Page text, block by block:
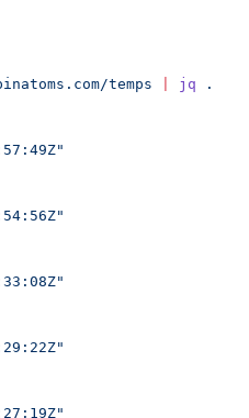
temps jq .